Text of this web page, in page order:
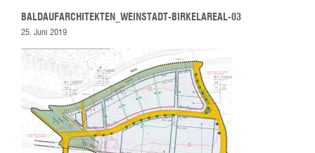
BALDAUFARCHITEKTEN_WEINSTADT-BIRKELAREAL-03
25. Juni 2019